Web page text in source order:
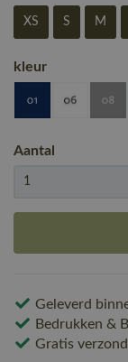
XS S M
kleur
Aantal
Geleverd
Bedrukken &
Gratis